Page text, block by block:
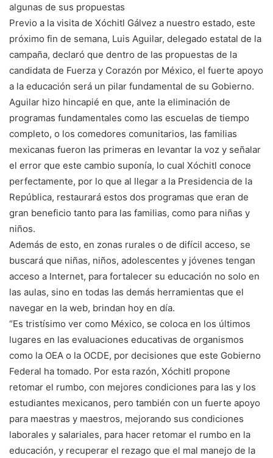
algunas de sus propuestas
Previo a la visita de Xóchitl Gálvez a nuestro estado, este
próximo fin de semana, Luis Aguilar, delegado estatal de la
campaña, declaró que dentro de las propuestas de la
candidata de Fuerza y Corazón por México, el fuerte apoyo
a la educación será un pilar fundamental de su Gobierno.
Aguilar hizo hincapié en que, ante la eliminación de
programas fundamentales como las escuelas de tiempo
completo, o los comedores comunitarios, las familias
mexicanas fueron las primeras en levantar la voz y señalar
el error que este cambio suponía, lo cual Xóchitl conoce
perfectamente, por lo que al llegar a la Presidencia de la
República, restaurará estos dos programas que eran de
gran beneficio tanto para las familias, como para niñas y
niños.
Además de esto, en zonas rurales o de difícil acceso, se
buscará que niñas, niños, adolescentes y jóvenes tengan
acceso a Internet, para fortalecer su educación no solo en
las aulas, sino en todas las demás herramientas que el
navegar en la web, brindan hoy en día.
“Es tristísimo ver como México, se coloca en los últimos
lugares en las evaluaciones educativas de organismos
como la OEA o la OCDE, por decisiones que este Gobierno
Federal ha tomado. Por esta razón, Xóchitl propone
retomar el rumbo, con mejores condiciones para las y los
estudiantes mexicanos, pero también con un fuerte apoyo
para maestras y maestros, mejorando sus condiciones
laborales y salariales, para hacer retomar el rumbo en la
educación, y recuperar el rezago que el mal manejo de la